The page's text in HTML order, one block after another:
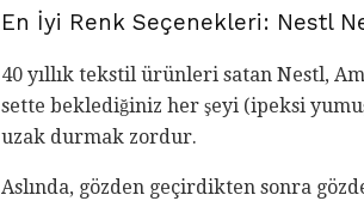
En İyi Renk Seçenekleri: Nestl
40 yıllık tekstil ürünleri satan Nestl,
sette beklediğiniz her şeyi (ipeksi
uzak durmak zordur.
Aslında, gözden geçirdikten sonra